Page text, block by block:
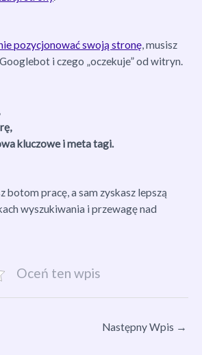
pozycjonować swoją stronę, musisz
i czego „oczekuje” od witryn.
kluczowe i meta tagi.
botom pracę, a sam zyskasz lepszą
wyszukiwania i przewagę nad
Oceń ten wpis
Następny Wpis →